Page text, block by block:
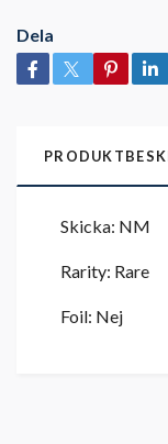
Dela
Skicka: NM
Rarity: Rare
Foil: Nej